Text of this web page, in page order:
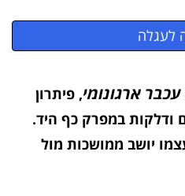
עכבר ארגונומי, פיתרון
ודלקות במפרק כף היד.
יושב ממושכות מול